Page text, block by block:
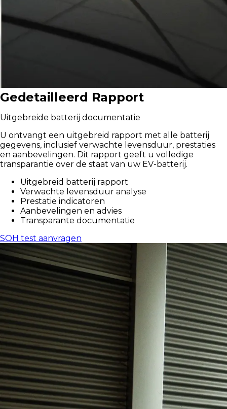
Gedetailleerd Rapport
Uitgebreide batterij documentatie
U ontvangt een uitgebreid rapport met alle batterij
gegevens, inclusief verwachte levensduur, prestaties
en aanbevelingen. Dit rapport geeft u volledige
transparantie over de staat van uw EV-batterij.
Uitgebreid batterij rapport
Verwachte levensduur analyse
Prestatie indicatoren
Aanbevelingen en advies
Transparante documentatie
SOH test aanvragen